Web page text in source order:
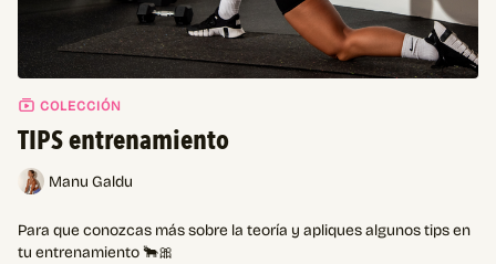
COLECCIÓN
TIPS entrenamiento
Manu Galdu
Para que conozcas más sobre la teoría y apliques algunos tips en
tu entrenamiento 🐂🎀